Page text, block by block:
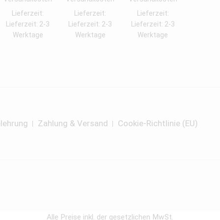
Lieferzeit:
Lieferzeit: 2-3
Werktage
Lieferzeit:
Lieferzeit: 2-3
Werktage
Lieferzeit:
Lieferzeit: 2-3
Werktage
Zahlung & Versand Cookie-Richtlinie (EU)
Alle Preise inkl. der gesetzlichen MwSt.